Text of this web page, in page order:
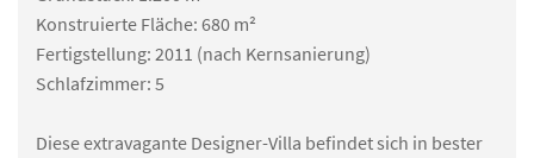
Konstruierte Fläche: 680 m²
Fertigstellung: 2011 (nach Kernsanierung)
Schlafzimmer: 5
Diese extravagante Designer-Villa befindet sich in bester